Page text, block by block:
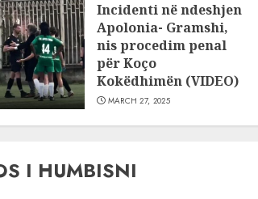
Incidenti në ndeshjen
Apolonia- Gramshi,
nis procedim penal
për Koço
Kokëdhimën (VIDEO)
MARCH 27, 2025
I HUMBISNI